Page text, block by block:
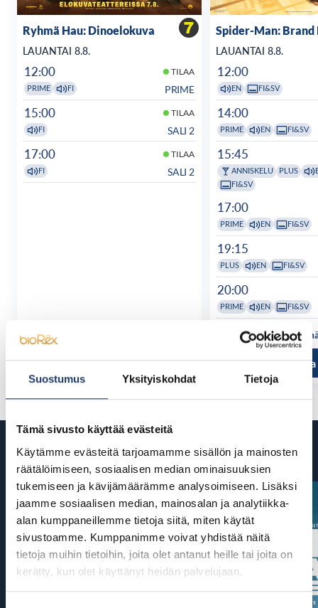
Suostumus Yksityiskohdat Tietoja
Tämä sivusto käyttää evästeitä
Käytämme evästeitä tarjoamamme sisällön ja mainosten
räätälöimiseen, sosiaalisen median ominaisuuksien
tukemiseen ja kävijämäärämme analysoimiseen. Lisäksi
jaamme sosiaalisen median, mainosalan ja analytiikka-
alan kumppaneillemme tietoja siitä, miten käytät
sivustoamme. Kumppanimme voivat yhdistää näitä
tietoja muihin tietoihin, joita olet antanut heille tai joita on
kerätty, kun olet käyttänyt heidän palvelujaan.
Ryhmä Hau: Dinoelokuva
LAUANTAI 8.8.
12:00 TILAA
PRIME FI PRIME
15:00 TILAA
FI SALI 2
17:00 TILAA
FI SALI 2
Tutustu ja osta
Spider-Man: Brand
LAUANTAI 8.8.
12:00
EN FI&SV
14:00
PRIME EN FI&SV
15:45
ANNISKELU PLUS
FI&SV
17:00
PRIME EN FI&SV
19:15
PLUS EN FI&SV
20:00
PRIME EN FI&SV
Katso kaikki
Tutustu ja
Tulossa